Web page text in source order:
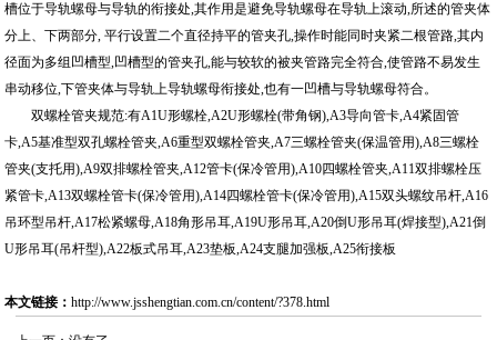
槽位于导轨螺母与导轨的衔接处,其作用是避免导轨螺母在导轨上滚动,所述的管夹体
分上、下两部分, 平行设置二个直径持平的管夹孔,操作时能同时夹紧二根管路,其内
径面为多组凹槽型,凹槽型的管夹孔,能与较软的被夹管路完全符合,使管路不易发生
串动移位,下管夹体与导轨上导轨螺母衔接处,也有一凹槽与导轨螺母符合。
双螺栓管夹规范:有A1U形螺栓,A2U形螺栓(带角钢),A3导向管卡,A4紧固管
卡,A5基准型双孔螺栓管夹,A6重型双螺栓管夹,A7三螺栓管夹(保温管用),A8三螺栓
管夹(支托用),A9双排螺栓管夹,A12管卡(保冷管用),A10四螺栓管夹,A11双排螺栓压
紧管卡,A13双螺栓管卡(保冷管用),A14四螺栓管卡(保冷管用),A15双头螺纹吊杆,A16
吊环型吊杆,A17松紧螺母,A18角形吊耳,A19U形吊耳,A20倒U形吊耳(焊接型),A21倒
U形吊耳(吊杆型),A22板式吊耳,A23垫板,A24支腿加强板,A25衔接板
本文链接：http://www.jsshengtian.com.cn/content/?378.html